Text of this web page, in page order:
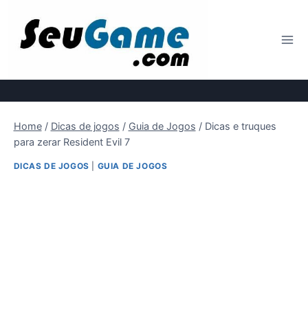
Home / Dicas de jogos / Guia de Jogos / Dicas e truques
para zerar Resident Evil 7
DICAS DE JOGOS GUIA DE JOGOS